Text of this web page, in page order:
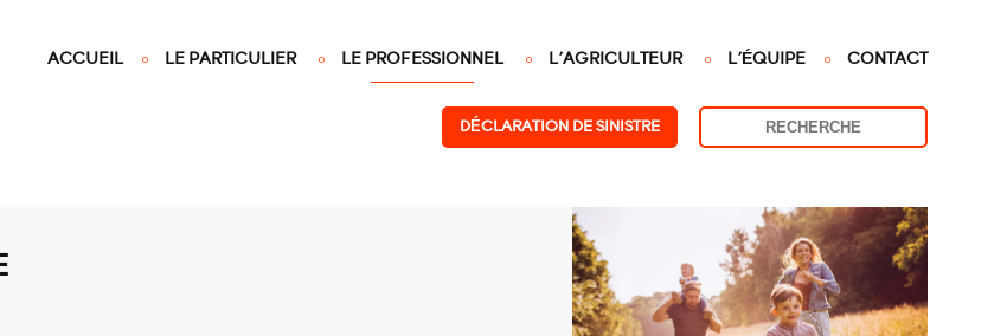
ACCUEIL LE PARTICULIER LE PROFESSIONNEL L'AGRICULTEUR L'ÉQUIPE CONTACT
DÉCLARATION DE SINISTRE